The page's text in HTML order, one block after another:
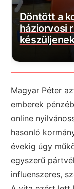
Szijjártó
Százmilliós
hatóság!
Magyar Péter
emberek
online
hasonló
évekig úgy
egyszerű
influenszeres,